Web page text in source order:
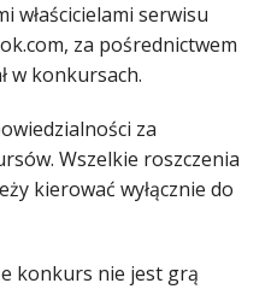
właścicielami serwisu
za pośrednictwem
w konkursach.
za
Wszelkie roszczenia
kierować wyłącznie do
konkurs nie jest grą